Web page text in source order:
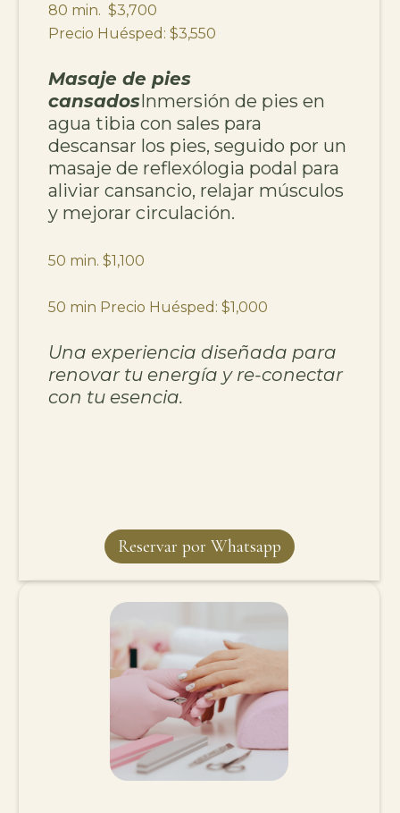
80 min. $3,700
Precio Huésped: $3,550
Masaje de pies
cansadosInmersión de pies en
agua tibia con sales para
descansar los pies, seguido por un
masaje de reflexólogia podal para
aliviar cansancio, relajar músculos
y mejorar circulación.
50 min. $1,100
50 min Precio Huésped: $1,000
Una experiencia diseñada para
renovar tu energía y re-conectar
con tu esencia.
Reservar por Whatsapp